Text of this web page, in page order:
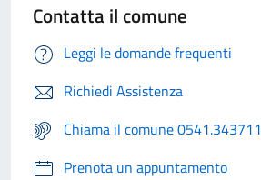
Contatta il comune
Leggi le domande frequenti
Richiedi Assistenza
Chiama il comune 0541.343711
Prenota un appuntamento